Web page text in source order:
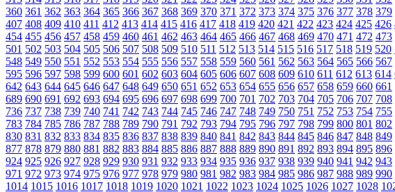
360 361 362 363 364 365 366 367 368 369 370 371 372 373 374 375 376 377 378 379
407 408 409 410 411 412 413 414 415 416 417 418 419 420 421 422 423 424 425 426
454 455 456 457 458 459 460 461 462 463 464 465 466 467 468 469 470 471 472 473
501 502 503 504 505 506 507 508 509 510 511 512 513 514 515 516 517 518 519 520
548 549 550 551 552 553 554 555 556 557 558 559 560 561 562 563 564 565 566 567
595 596 597 598 599 600 601 602 603 604 605 606 607 608 609 610 611 612 613 614
642 643 644 645 646 647 648 649 650 651 652 653 654 655 656 657 658 659 660 661
689 690 691 692 693 694 695 696 697 698 699 700 701 702 703 704 705 706 707 708
736 737 738 739 740 741 742 743 744 745 746 747 748 749 750 751 752 753 754 755
783 784 785 786 787 788 789 790 791 792 793 794 795 796 797 798 799 800 801 802
830 831 832 833 834 835 836 837 838 839 840 841 842 843 844 845 846 847 848 849
877 878 879 880 881 882 883 884 885 886 887 888 889 890 891 892 893 894 895 896
924 925 926 927 928 929 930 931 932 933 934 935 936 937 938 939 940 941 942 943
971 972 973 974 975 976 977 978 979 980 981 982 983 984 985 986 987 988 989 990
1014 1015 1016 1017 1018 1019 1020 1021 1022 1023 1024 1025 1026 1027 1028